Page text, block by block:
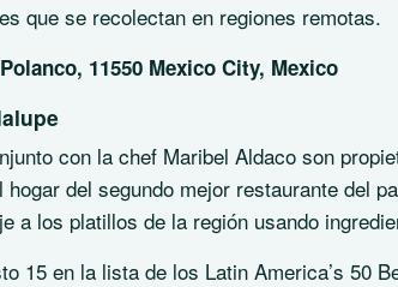
que se recolectan en regiones remotas.
11550 Mexico City, Mexico
con la chef Maribel Aldaco son
del segundo mejor restaurante del
a los platillos de la región usando
15 en la lista de los Latin America’s 50